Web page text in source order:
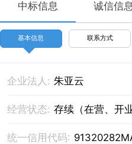
中标信息 诚信信
基本信息 联系方式
企业法人: 朱亚云
经营状态: 存续（在营、开
统一信用代码: